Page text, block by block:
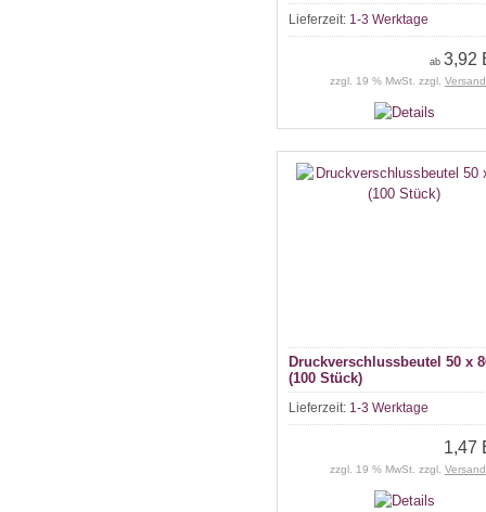
Lieferzeit: 1-3 Werktage
ab 3,92
zzgl. 19 % MwSt. zzgl.
Druckverschlussbeutel 50 x
(100 Stück)
Lieferzeit: 1-3 Werktage
1,47
zzgl. 19 % MwSt. zzgl.